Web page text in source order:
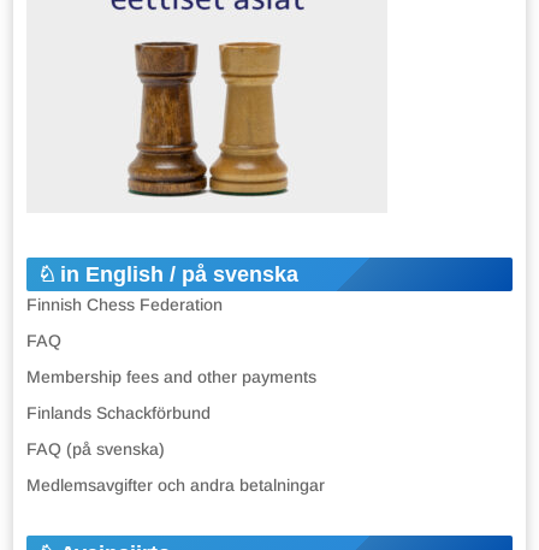
in English / på svenska
Finnish Chess Federation
FAQ
Membership fees and other payments
Finlands Schackförbund
FAQ (på svenska)
Medlemsavgifter och andra betalningar